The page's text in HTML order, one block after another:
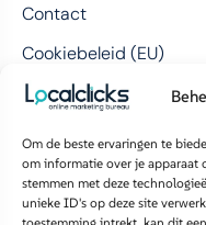
Om de beste ervaringen te
om informatie over je apparaat
stemmen met deze
unieke ID's op deze site
Contact
Cookiebeleid (EU)
LocalClicks BV
Bolderweg 1